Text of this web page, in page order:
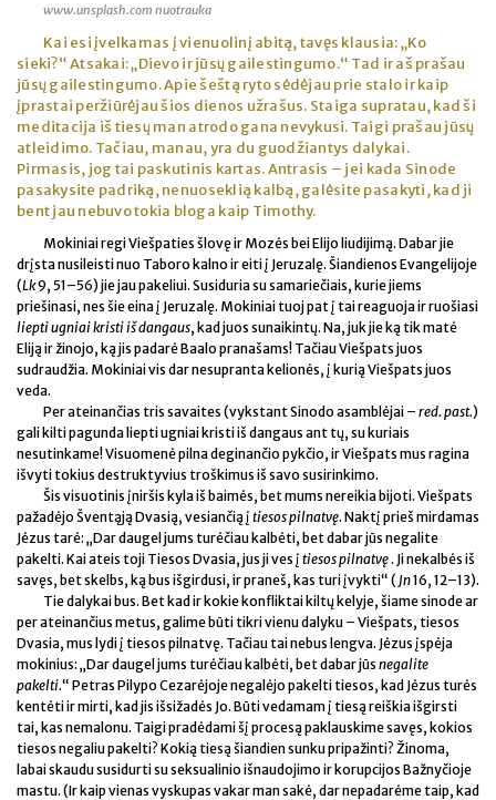
www.unsplash.com nuotrauka
Kai esi įvelkamas į vienuolinį abitą, tavęs klausia: „Ko
sieki?“ Atsakai: „Dievo ir jūsų gailestingumo.“ Tad ir aš prašau
jūsų gailestingumo. Apie šeštą ryto sėdėjau prie stalo ir kaip
įprastai peržiūrėjau šios dienos užrašus. Staiga supratau, kad ši
meditacija iš tiesų man atrodo gana nevykusi. Taigi prašau jūsų
atleidimo. Tačiau, manau, yra du guodžiantys dalykai.
Pirmasis, jog tai paskutinis kartas. Antrasis – jei kada Sinode
pasakysite padriką, nenuoseklią kalbą, galėsite pasakyti, kad ji
bent jau nebuvo tokia bloga kaip Timothy.
Mokiniai regi Viešpaties šlovę ir Mozės bei Elijo liudijimą. Dabar jie
drįsta nusileisti nuo Taboro kalno ir eiti į Jeruzalę. Šiandienos Evangelijoje
(Lk9, 51–56) jie jau pakeliui. Susiduria su samariečiais, kurie jiems
priešinasi, nes šie eina į Jeruzalę. Mokiniai tuoj pat į tai reaguoja ir ruošiasi
liepti ugniai kristi iš dangaus, kad juos sunaikintų. Na, juk jie ką tik matė
Eliją ir žinojo, ką jis padarė Baalo pranašams! Tačiau Viešpats juos
sudraudžia. Mokiniai vis dar nesupranta kelionės, į kurią Viešpats juos
veda.
Per ateinančias tris savaites (vykstant Sinodo asamblėjai – red. past.)
gali kilti pagunda liepti ugniai kristi iš dangaus ant tų, su kuriais
nesutinkame! Visuomenė pilna deginančio pykčio, ir Viešpats mus ragina
išvyti tokius destruktyvius troškimus iš savo susirinkimo.
Šis visuotinis įniršis kyla iš baimės, bet mums nereikia bijoti. Viešpats
pažadėjo Šventąją Dvasią, vesiančią į tiesos pilnatvę. Naktį prieš mirdamas
Jėzus tarė: „Dar daugel jums turėčiau kalbėti, bet dabar jūs negalite
pakelti. Kai ateis toji Tiesos Dvasia, jus ji ves į tiesos pilnatvę. Ji nekalbės iš
savęs, bet skelbs, ką bus išgirdusi, ir praneš, kas turi įvykti“ ( Jn16, 12–13).
Tie dalykai bus. Bet kad ir kokie konfliktai kiltų kelyje, šiame sinode ar
per ateinančius metus, galime būti tikri vienu dalyku – Viešpats, tiesos
Dvasia, mus lydi į tiesos pilnatvę. Tačiau tai nebus lengva. Jėzus įspėja
mokinius: „Dar daugel jums turėčiau kalbėti, bet dabar jūs negalite
pakelti.“ Petras Pilypo Cezarėjoje negalėjo pakelti tiesos, kad Jėzus turės
kentėti ir mirti, kad jis išsižadės Jo. Būti vedamam į tiesą reiškia išgirsti
tai, kas nemalonu. Taigi pradėdami šį procesą paklauskime savęs, kokios
tiesos negaliu pakelti? Kokią tiesą šiandien sunku pripažinti? Žinoma,
labai skaudu susidurti su seksualinio išnaudojimo ir korupcijos Bažnyčioje
mastu. (Ir kaip vienas vyskupas vakar man sakė, dar nepadarėme taip, kad